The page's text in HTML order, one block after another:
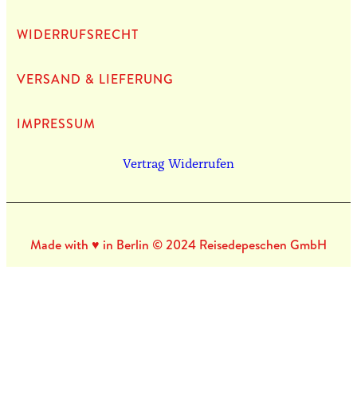
WIDERRUFSRECHT
VERSAND & LIEFERUNG
IMPRES­SUM
Vertrag Widerrufen
Made with ♥ in Berlin © 2024 Reisedepeschen GmbH